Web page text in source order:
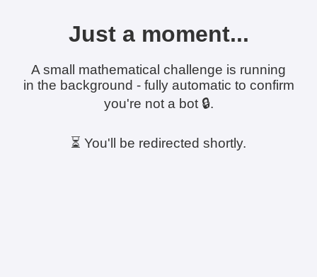
Just a moment...
A small mathematical challenge is running
in the background - fully automatic to confirm
you're not a bot 🔒.
⏳ You'll be redirected shortly.